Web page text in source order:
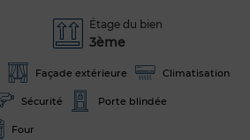
Étage du bien
3ème
Façade extérieure Climatisation
Sécurité Porte blindée
Four